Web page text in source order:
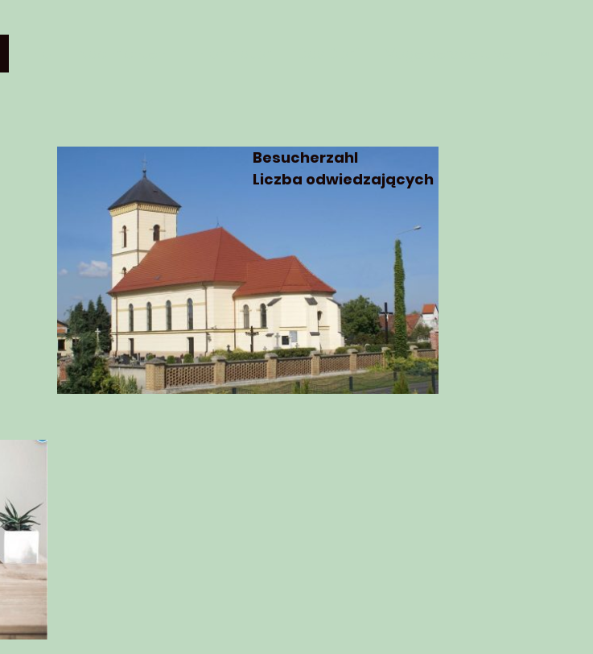
Besucherzahl
Liczba odwiedzających